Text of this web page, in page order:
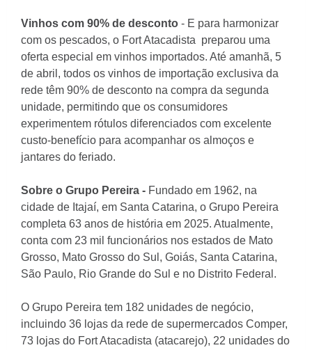
Vinhos com 90% de desconto - E para harmonizar
com os pescados, o Fort Atacadista preparou uma
oferta especial em vinhos importados. Até amanhã, 5
de abril, todos os vinhos de importação exclusiva da
rede têm 90% de desconto na compra da segunda
unidade, permitindo que os consumidores
experimentem rótulos diferenciados com excelente
custo-benefício para acompanhar os almoços e
jantares do feriado.
Sobre o Grupo Pereira - Fundado em 1962, na
cidade de Itajaí, em Santa Catarina, o Grupo Pereira
completa 63 anos de história em 2025. Atualmente,
conta com 23 mil funcionários nos estados de Mato
Grosso, Mato Grosso do Sul, Goiás, Santa Catarina,
São Paulo, Rio Grande do Sul e no Distrito Federal.
O Grupo Pereira tem 182 unidades de negócio,
incluindo 36 lojas da rede de supermercados Comper,
73 lojas do Fort Atacadista (atacarejo), 22 unidades do